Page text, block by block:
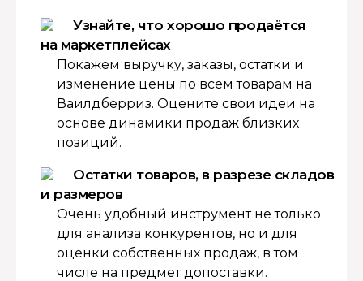
Узнайте, что хорошо продаётся
на маркетплейсах
Покажем выручку, заказы, остатки и
изменение цены по всем товарам на
Ваилдберриз. Оцените свои идеи на
основе динамики продаж близких
позиций.
Остатки товаров, в разрезе складов
и размеров
Очень удобный инструмент не только
для анализа конкурентов, но и для
оценки собственных продаж, в том
числе на предмет допоставки.